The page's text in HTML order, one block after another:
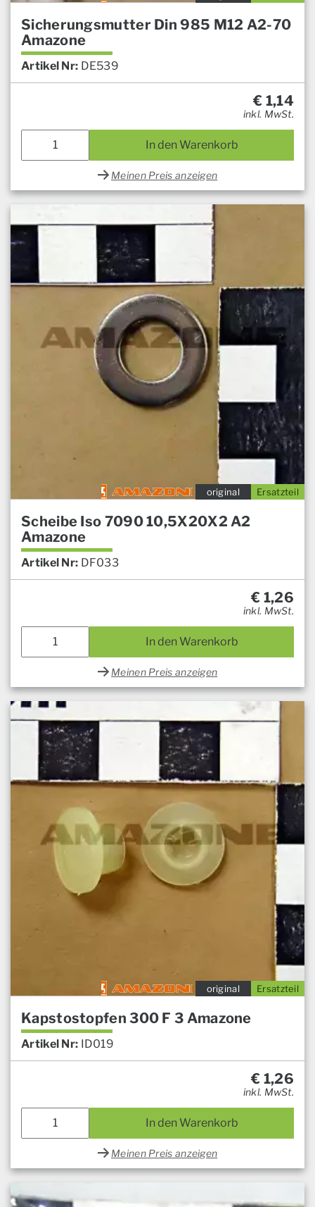
Sicherungsmutter Din 985 M12 A2-70
Amazone
Artikel Nr: DE539
€ 1,14
inkl. MwSt.
In den Warenkorb
Meinen Preis anzeigen
Ersatzteil
original
Scheibe Iso 7090 10,5X20X2 A2
Amazone
Artikel Nr: DF033
€ 1,26
inkl. MwSt.
In den Warenkorb
Meinen Preis anzeigen
Ersatzteil
original
Kapstostopfen 300 F 3 Amazone
Artikel Nr: ID019
€ 1,26
inkl. MwSt.
In den Warenkorb
Meinen Preis anzeigen